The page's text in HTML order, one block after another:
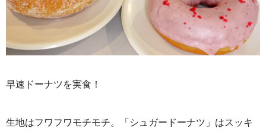
早速ドーナツを実食！
生地はフワフワモチモチ。 「シュガードーナツ」はスッキ